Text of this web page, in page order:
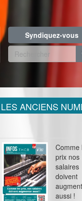
Syndiquez-vous
Formulaire
recherche
LES ANCIENS
Comme
prix nos
salaires
doivent
aussi !